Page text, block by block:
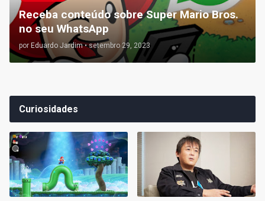
Receba conteúdo sobre Super Mario Bros.
no seu WhatsApp
por Eduardo Jardim • setembro 29, 2023
Curiosidades